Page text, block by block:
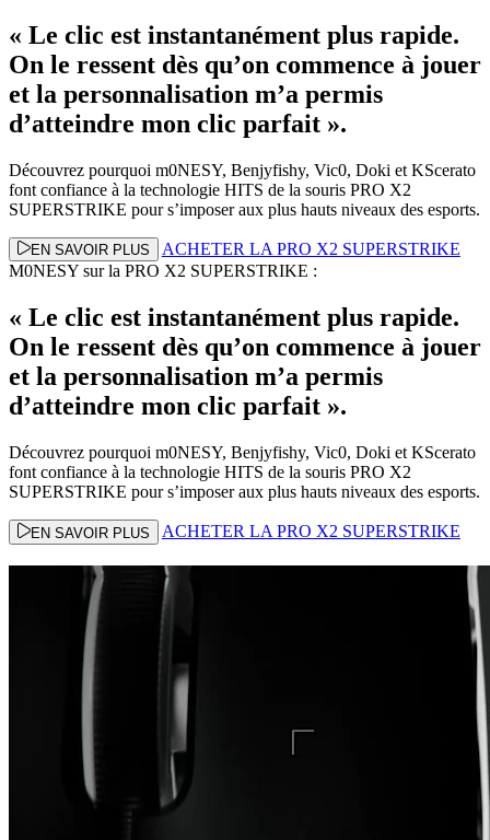
« Le clic est instantanément plus rapide.
On le ressent dès qu’on commence à jouer
et la personnalisation m’a permis
d’atteindre mon clic parfait ».
Découvrez pourquoi m0NESY, Benjyfishy, Vic0, Doki et KScerato
font confiance à la technologie HITS de la souris PRO X2
SUPERSTRIKE pour s’imposer aux plus hauts niveaux des esports.
EN SAVOIR PLUS
ACHETER LA PRO X2 SUPERSTRIKE
M0NESY sur la PRO X2 SUPERSTRIKE :
« Le clic est instantanément plus rapide.
On le ressent dès qu’on commence à jouer
et la personnalisation m’a permis
d’atteindre mon clic parfait ».
Découvrez pourquoi m0NESY, Benjyfishy, Vic0, Doki et KScerato
font confiance à la technologie HITS de la souris PRO X2
SUPERSTRIKE pour s’imposer aux plus hauts niveaux des esports.
EN SAVOIR PLUS ACHETER LA PRO X2 SUPERSTRIKE